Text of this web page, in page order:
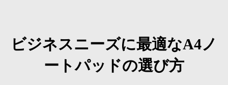
ビジネスニーズに最適なA4ノ
ートパッドの選び方